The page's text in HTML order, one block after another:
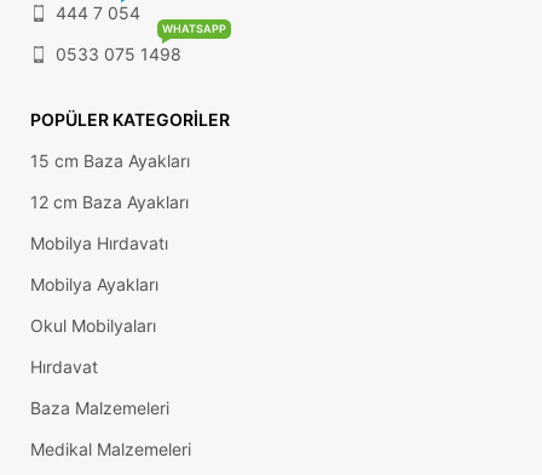
444 7 054
0533 075 1498
WHATSAPP
POPÜLER KATEGORILER
15 cm Baza Ayakları
12 cm Baza Ayakları
Mobilya Hırdavatı
Mobilya Ayakları
Okul Mobilyaları
Hırdavat
Baza Malzemeleri
Medikal Malzemeleri